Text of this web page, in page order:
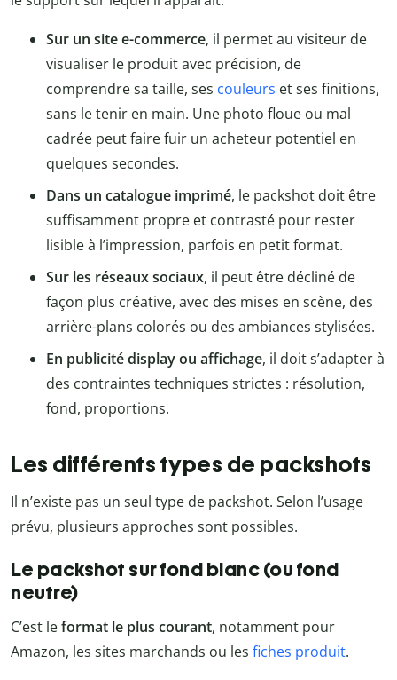
Sur un site e-commerce, il permet au visiteur de
visualiser le produit avec précision, de
comprendre sa taille, ses couleurs et ses finitions,
sans le tenir en main. Une photo floue ou mal
cadrée peut faire fuir un acheteur potentiel en
quelques secondes.
Dans un catalogue imprimé, le packshot doit être
suffisamment propre et contrasté pour rester
lisible à l’impression, parfois en petit format.
Sur les réseaux sociaux, il peut être décliné de
façon plus créative, avec des mises en scène, des
arrière-plans colorés ou des ambiances stylisées.
En publicité display ou affichage, il doit s’adapter à
des contraintes techniques strictes : résolution,
fond, proportions.
Les différents types de packshots
Il n’existe pas un seul type de packshot. Selon l’usage
prévu, plusieurs approches sont possibles.
Le packshot sur fond blanc (ou fond
neutre)
C’est leformat le plus courant, notamment pour
Amazon, les sites marchands ou les fiches produit.